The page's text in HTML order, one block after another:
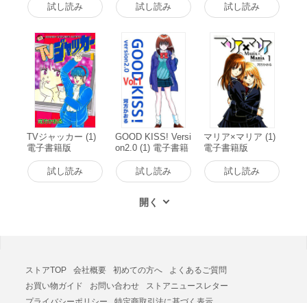
試し読み 試し読み
試し読み
TVジャッカー (1)
電子書籍版
試し読み
GOOD KISS! Versi
on2.0 (1) 電子書籍
試し読み
マリア×マリア (1)
電子書籍版
試し読み
ストアTOP 会社概要 初めての方へ
よくあるご質問
お買い物ガイド
お問い合わせ
ストアニュースレター